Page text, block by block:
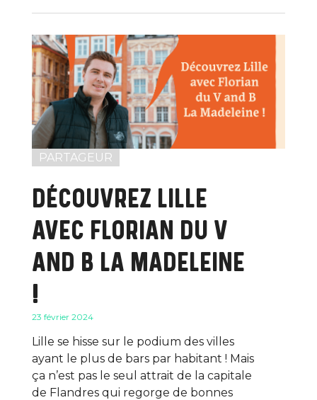
PARTAGEUR
DÉCOUVREZ LILLE
AVEC FLORIAN DU V
AND B LA MADELEINE
!
23 février 2024
Lille se hisse sur le podium des villes
ayant le plus de bars par habitant ! Mais
ça n’est pas le seul attrait de la capitale
de Flandres qui regorge de bonnes